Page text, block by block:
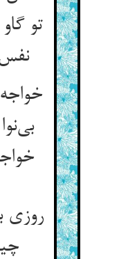
تو
روزی